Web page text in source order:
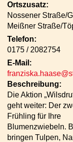
Ortszusatz:
Nossener Straße/
Meißner Straße/
Telefon:
0175 / 2082754
E-Mail:
Beschreibung:
Die Aktion
geht weiter: Der
Frühling für Ihre
Blumenzwiebeln.
bringen Tulpen,